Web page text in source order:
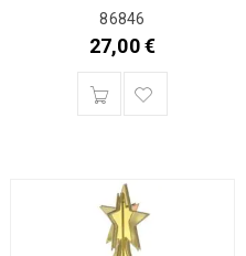
86846
27,00€